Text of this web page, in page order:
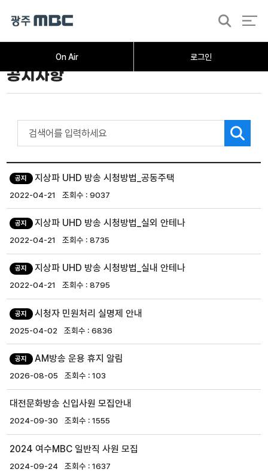
On Air 로그인
검
공지사항
공지 지상파 UHD 방송 시청방법_공동주택
2022-04-21 9037
공지 지상파 UHD 방송 시청방법_실외 안테나
2022-04-21 8735
공지 지상파 UHD 방송 시청방법_실내 안테나
2022-04-21 8795
공지 시청자 민원처리 실명제 안내
2025-04-02 6836
공지 AM방송 운용 휴지 알림
2026-08-05 103
대전문화방송 신입사원 모집안내
2024-09-30 1555
2024 여수MBC 일반직 사원 모집
2024-09-24 1637